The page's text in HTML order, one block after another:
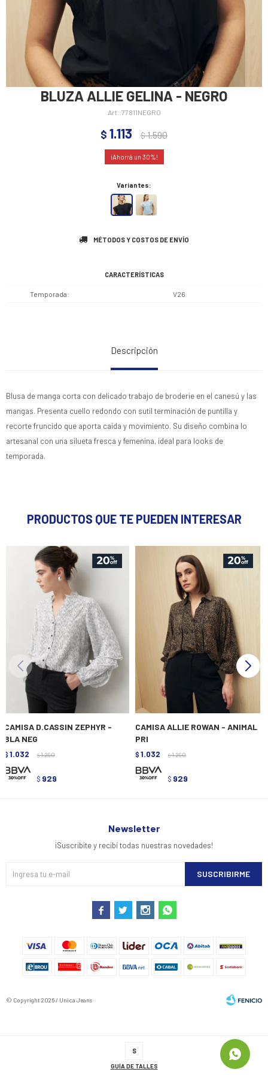
BLUZA ALLIE GELINA - NEGRO
77811NEGRO
$ 1.113 $1.590
30
Variantes:
S
GUÍA DE TALLES
MÉTODOS Y COSTOS DE ENVÍO
CARACTERÍSTICAS
Temporada V26
Descripción
Blusa de manga corta con delicado trabajo de broderie en el canesú y las
mangas. Presenta cuello redondo con sutil terminación de puntilla y
recorte fruncido que aporta caída y movimiento. Su diseño combina lo
artesanal con una silueta fresca y femenina, ideal para looks de
temporada.
PRODUCTOS QUE TE PUEDEN INTERESAR
CAMISA D.CASSIN ZEPHYR -
BLA NEG
$ 1.032 $ 1.290
$ 929
CAMISA ALLIE ROWAN - ANIMAL
PRI
$ 1.032 $ 1.290
$ 929
Newsletter
¡Suscribite y recibí todas nuestras novedades!
SUSCRIBIRME
   
© Copyright 2026 / Unica Jeans